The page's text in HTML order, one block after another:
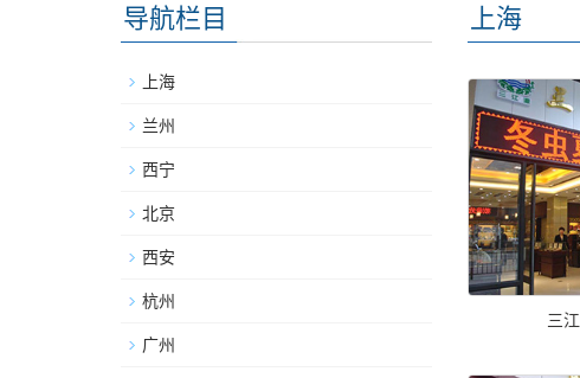
上海
三
导航栏目
上海
兰州
西宁
北京
西安
杭州
广州